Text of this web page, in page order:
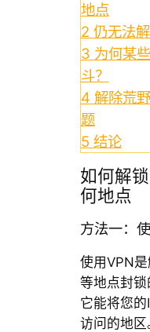
地点
2 仍无法
3 为何某
斗？
4 解除荒
题
5 结论
如何解
何地点
方法一：
使用VPN
等地点封锁
它能将您
访问的地